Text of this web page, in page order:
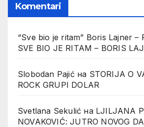
Komentari
“Sve bio je ritam” Boris Lajner –
SVE BIO JE RITAM – BORIS
Slobodan Pajićна STORIJA O
ROCK GRUPI DOLAR
Svetlana Sekulić на LJILJANA
NOVAKOVIĆ: JUTRO NOVOG